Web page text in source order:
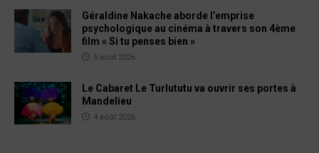
Géraldine Nakache aborde l’emprise
psychologique au cinéma à travers son 4ème
film « Si tu penses bien »
5 août 2026
Le Cabaret Le Turlututu va ouvrir ses portes à
Mandelieu
4 août 2026